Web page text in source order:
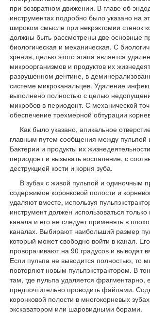
при возвратном движении. В главе об
инструментах подробно было указано на
широком смысле при некрэктомии стенок
должны быть рассмотрены две основные
биологическая и механическая. С
зрения, целью этого этапа является
микроорганизмов и продуктов их
разрушенном дентине, в
системе микроканальцев. Удаление
выполнено полностью с целью
микробов в периодонт. С механической
обеспечение трехмерной обтурации
Как было указано, апикальное
главным путем сообщения между пульпой
Бактерии и продукты их
периодонт и вызывать воспаление, с
деструкцией кости и корня зуба.
В зубах с живой пульпой и одиночным
содержимое коронковой полости и
удаляют вместе, используя
инструмент должен использоваться
канала и его не следует применять в
каналах. Выбирают наибольший размер
который может свободно войти в канал.
проворачивают на 90 градусов и выводят
Если пульпа не выводится полностью, то
повторяют новым пульпэкстрактором. В
там, где пульпа удаляется фрагментарно,
предпочтительно проводить файлами.
коронковой полости в многокорневых
экскаватором или шаровидными борами.